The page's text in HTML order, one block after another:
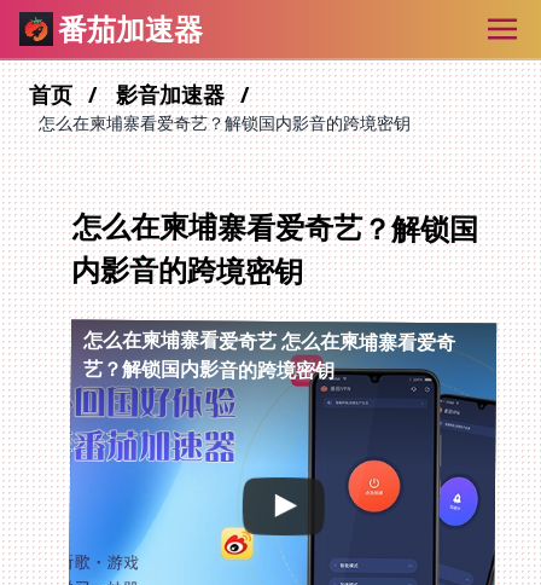
番茄加速器
首页 影音加速器
怎么在柬埔寨看爱奇艺？解锁国内影音的跨境密钥
怎么在柬埔寨看爱奇艺？解锁国
内影音的跨境密钥
怎么在柬埔寨看爱奇艺怎么在柬埔寨看爱奇
艺？解锁国内影音的跨境密钥